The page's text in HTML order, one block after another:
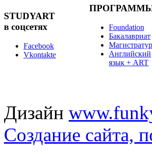
STUDYART
в соцсетях
Facebook
Vkontakte
Foundation
Бакалавриат
Английский
язык + ART
Дизайн
Создание сайта,